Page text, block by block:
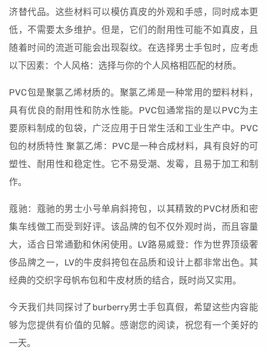
济替代品。这些材料可以模仿真皮的外观和手感，同时成本更
低，不需要太多维护。但是，它们的耐用性可能不如真皮，且
随着时间的流逝可能会出现裂纹。在选择男士手包时，应考虑
以下因素：个人风格：选择与你的个人风格相匹配的材质。
PVC包是聚氯乙烯材质的。聚氯乙烯是一种常用的塑料材料，
具有优良的耐用性和防水性能。PVC包通常指的是以PVC为主
要原料制成的包袋，广泛应用于日常生活和工业生产中。PVC
包的材质特性 聚氯乙烯：PVC是一种合成材料，具有良好的可
塑性、耐用性和稳定性。它不易受潮、发霉，且易于加工和制
作。
蔻驰：蔻驰的男士小号单肩斜挎包，以其精致的PVC材质和密
集车线做工而受到好评。该品牌的包不仅外观时尚，而且容量
大，适合日常通勤和休闲使用。LV路易威登：作为世界顶级奢
侈品牌之一，LV的牛皮斜挎包在品质和设计上都非常出色。其
经典的交织字母帆布包和牛皮材质的结合，既时尚又实用。
今天我们共同探讨了burberry男士手包真假，希望这些内容能
够为您提供有价值的见解。感谢您的阅读，祝您有一个美好的
一天。